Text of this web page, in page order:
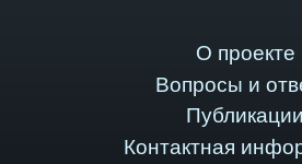
О проекте
Вопросы и
Публикации
Контактная